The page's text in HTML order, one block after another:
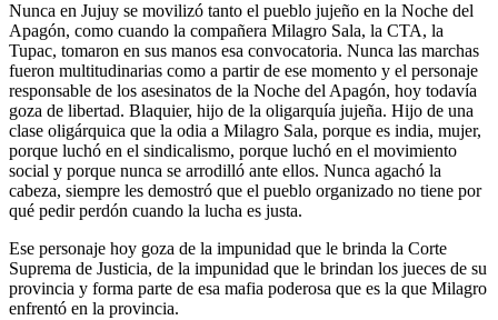
Nunca en Jujuy se movilizó tanto el pueblo jujeño en la Noche del
Apagón, como cuando la compañera Milagro Sala, la CTA, la
Tupac, tomaron en sus manos esa convocatoria. Nunca las marchas
fueron multitudinarias como a partir de ese momento y el personaje
responsable de los asesinatos de la Noche del Apagón, hoy todavía
goza de libertad. Blaquier, hijo de la oligarquía jujeña. Hijo de una
clase oligárquica que la odia a Milagro Sala, porque es india, mujer,
porque luchó en el sindicalismo, porque luchó en el movimiento
social y porque nunca se arrodilló ante ellos. Nunca agachó la
cabeza, siempre les demostró que el pueblo organizado no tiene por
qué pedir perdón cuando la lucha es justa.
Ese personaje hoy goza de la impunidad que le brinda la Corte
Suprema de Justicia, de la impunidad que le brindan los jueces de su
provincia y forma parte de esa mafia poderosa que es la que Milagro
enfrentó en la provincia.